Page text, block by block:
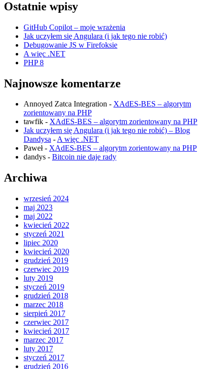
stuff
Ostatnie wpisy
GitHub Copilot – moje wrażenia
Jak uczyłem się Angulara (i jak tego nie robić)
Debugowanie JS w Firefoksie
A więc .NET
PHP 8
Najnowsze komentarze
Annoyed Zatca Integration - XAdES-BES – algorytm
zorientowany na PHP
tawfik - XAdES-BES – algorytm zorientowany na PHP
Jak uczyłem się Angulara (i jak tego nie robić) – Blog
Dandysa -A więc .NET
Paweł- XAdES-BES – algorytm zorientowany na PHP
dandys - Bitcoin nie daje rady
Archiwa
wrzesień 2024
maj 2023
maj 2022
kwiecień 2022
styczeń 2021
lipiec 2020
kwiecień 2020
grudzień 2019
czerwiec 2019
luty 2019
styczeń 2019
grudzień 2018
marzec 2018
sierpień 2017
czerwiec 2017
kwiecień 2017
marzec 2017
luty 2017
styczeń 2017
grudzień 2016